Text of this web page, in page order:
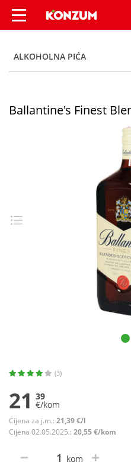
Ballantine's
ALKOHOLNA PIĆA
Ballantine's Finest
(3)
21 39
€/kom
Cijena za j.m.: 21,39 €/l
Cijena 02.05.2025.: 20,55 €/kom
kom